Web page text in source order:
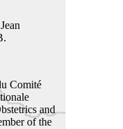
Comité
and
of the